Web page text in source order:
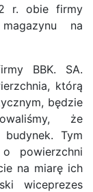
r. obie firmy
na
BBK. SA.
którą
będzie
że
Tym
powierzchni
na miarę ich
wiceprezes